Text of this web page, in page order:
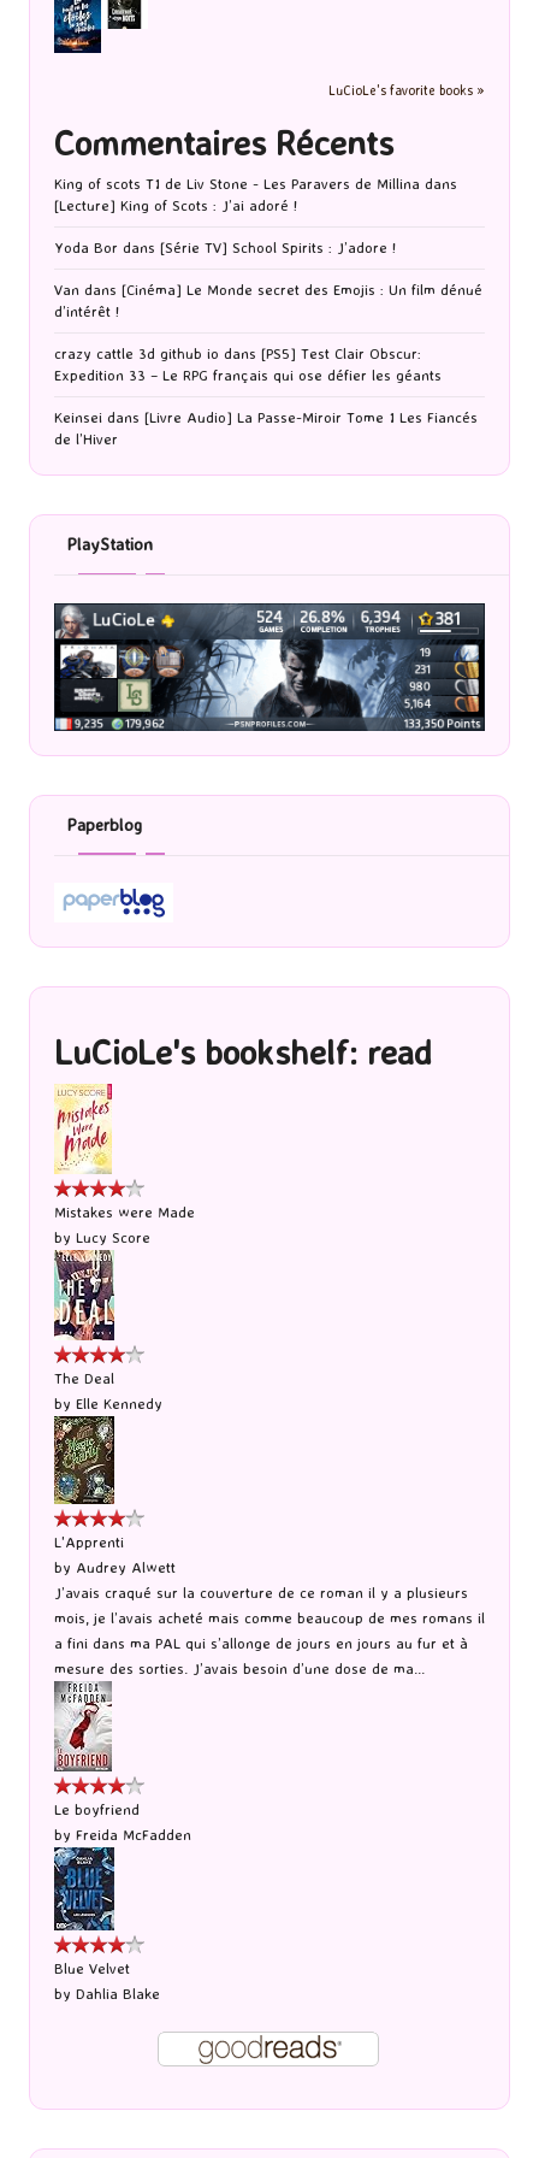
LuCioLe's favorite books »
Commentaires Récents
King of scots T1 de Liv Stone - Les Paravers de Millina dans
[Lecture] King of Scots : J’ai adoré !
Yoda Bor dans [Série TV] School Spirits : J’adore !
Van dans [Cinéma] Le Monde secret des Emojis : Un film dénué
d’intérêt !
crazy cattle 3d github io dans [PS5] Test Clair Obscur:
Expedition 33 – Le RPG français qui ose défier les géants
Keinsei dans [Livre Audio] La Passe-Miroir Tome 1 Les Fiancés
de l’Hiver
PlayStation
Paperblog
LuCioLe's bookshelf: read
Mistakes were Made
by Lucy Score
The Deal
by Elle Kennedy
L'Apprenti
by Audrey Alwett
J’avais craqué sur la couverture de ce roman il y a plusieurs
mois, je l’avais acheté mais comme beaucoup de mes romans il
a fini dans ma PAL qui s’allonge de jours en jours au fur et à
mesure des sorties. J’avais besoin d’une dose de ma...
Le boyfriend
by Freida McFadden
Blue Velvet
by Dahlia Blake